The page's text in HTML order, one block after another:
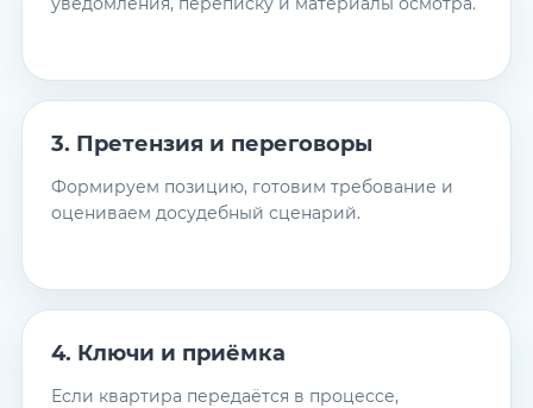
3. Претензия и переговоры
Формируем позицию, готовим требование и
оцениваем досудебный сценарий.
4. Ключи и приёмка
Если квартира передаётся в процессе,